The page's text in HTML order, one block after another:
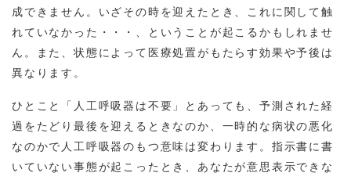
成できません。いざその時を迎えたとき、これに関して触
れていなかった・・・、ということが起こるかもしれませ
ん。また、状態によって医療処置がもたらす効果や予後は
異なります。
ひとこと「人工呼吸器は不要」とあっても、予測された経
過をたどり最後を迎えるときなのか、一時的な病状の悪化
なのかで人工呼吸器のもつ意味は変わります。指示書に書
いていない事態が起こったとき、あなたが意思表示できな